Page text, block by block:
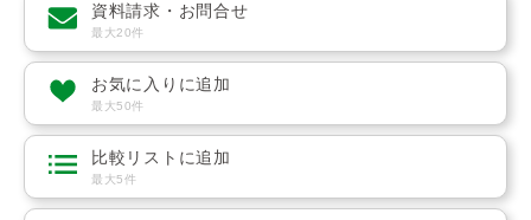
資料請求・お問合せ
最大20件
お気に入りに追加
最大50件
比較リストに追加
最大5件